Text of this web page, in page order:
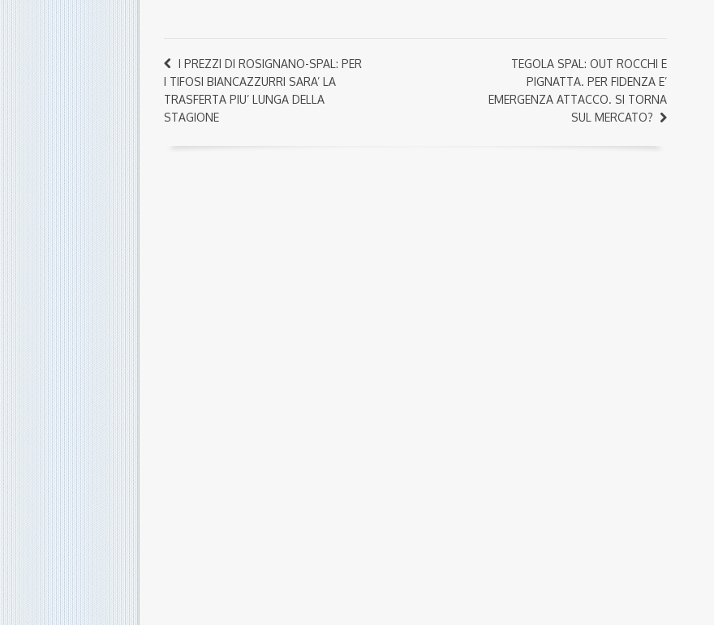
I PREZZI DI ROSIGNANO-SPAL: PER
I TIFOSI BIANCAZZURRI SARA’ LA
TRASFERTA PIU’ LUNGA DELLA
STAGIONE
TEGOLA SPAL: OUT ROCCHI E
PIGNATTA. PER FIDENZA E’
EMERGENZA ATTACCO. SI TORNA
SUL MERCATO?